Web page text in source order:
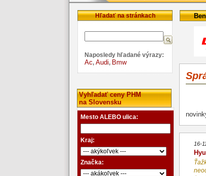
Hľadať na stránkach
Naposledy hľadané výrazy:
Ac, Audi, Bmw
Vyhľadať ceny PHM
na Slovensku
Mesto ALEBO ulica:
Kraj:
Značka:
16-